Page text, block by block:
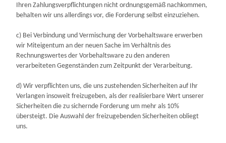
Ihren Zahlungsverpflichtungen nicht ordnungsgemäß nachkommen,
behalten wir uns allerdings vor, die Forderung selbst einzuziehen.
c) Bei Verbindung und Vermischung der Vorbehaltsware erwerben
wir Miteigentum an der neuen Sache im Verhältnis des
Rechnungswertes der Vorbehaltsware zu den anderen
verarbeiteten Gegenständen zum Zeitpunkt der Verarbeitung.
d) Wir verpflichten uns, die uns zustehenden Sicherheiten auf Ihr
Verlangen insoweit freizugeben, als der realisierbare Wert unserer
Sicherheiten die zu sichernde Forderung um mehr als 10%
übersteigt. Die Auswahl der freizugebenden Sicherheiten obliegt
uns.